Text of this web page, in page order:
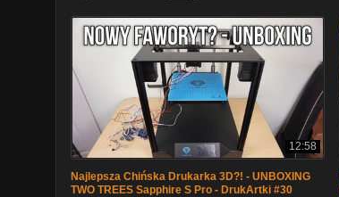
12:58
Najlepsza Chińska Drukarka 3D?! - UNBOXING
TWO TREES Sapphire S Pro - DrukArtki #30